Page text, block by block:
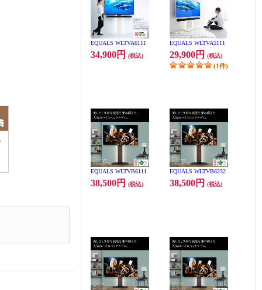
EQUALS WLTVA6111
34,900円 (税込)
EQUALS WLTVA5111
29,900円 (税込)
(1件)
EQUALS WLTVB6111
38,500円 (税込)
EQUALS WLTVB6232
38,500円 (税込)